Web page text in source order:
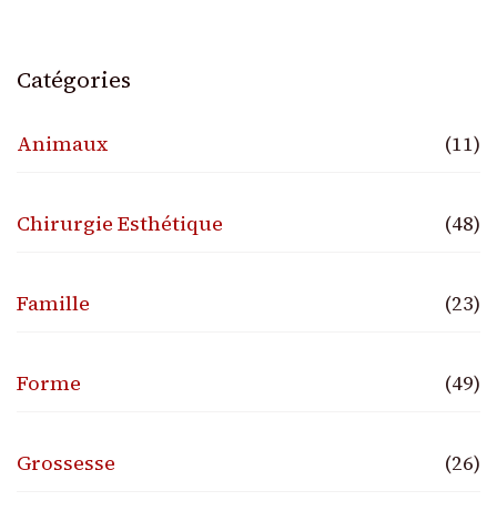
Catégories
Animaux (11)
Chirurgie Esthétique (48)
Famille (23)
Forme (49)
Grossesse (26)